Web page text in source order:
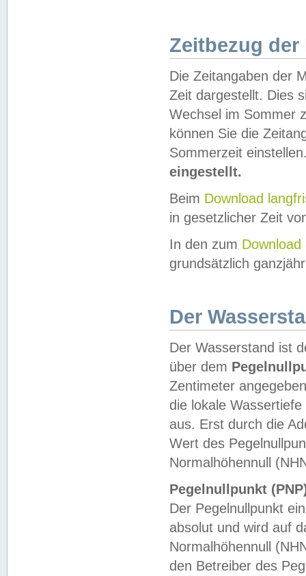
Zeitbezug der
Die Zeitangaben der
Zeit dargestellt. Dies
Wechsel im Sommer
können Sie die
Sommerzeit
eingestellt.
Beim Download
in gesetzlicher Zeit
In den zum Download
grundsätzlich
Der
Der Wasserstand ist
über dem
Zentimeter
die lokale
aus. Erst durch die
Wert des
Normalhöhennull
Pegelnullpunkt
Der Pegelnullpunkt
absolut und wird auf
Normalhöhennull
den Betreiber des